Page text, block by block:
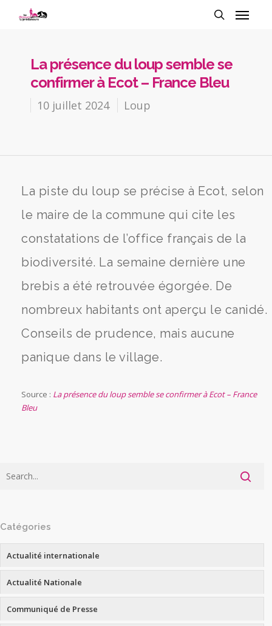
La présence du loup semble se
confirmer à Ecot – France Bleu
10 juillet 2024 Loup
La piste du loup se précise à Ecot, selon
le maire de la commune qui cite les
constatations de l’office français de la
biodiversité. La semaine dernière une
brebis a été retrouvée égorgée. De
nombreux habitants ont aperçu le canidé.
Conseils de prudence, mais aucune
panique dans le village.
Source : La présence du loup semble se confirmer à Ecot – France
Bleu
Catégories
Actualité internationale
Actualité Nationale
Communiqué de Presse